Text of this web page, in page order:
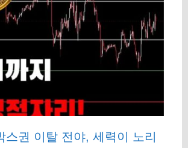
스권 이탈 전야, 세력이 노리